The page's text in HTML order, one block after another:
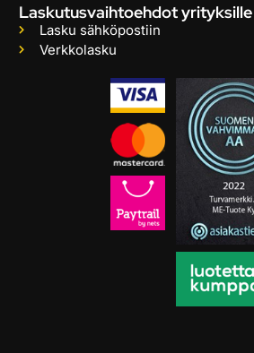
Laskutusvaihtoehdot
Lasku sähköpostiin
Verkkolasku